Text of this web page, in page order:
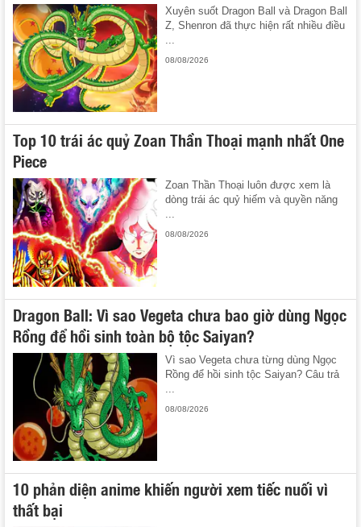
Xuyên suốt Dragon Ball và Dragon Ball
Z, Shenron đã thực hiện rất nhiều điều
...
08/08/2026
Top 10 trái ác quỷ Zoan Thần Thoại mạnh nhất One
Piece
Zoan Thần Thoại luôn được xem là
dòng trái ác quỷ hiếm và quyền năng
...
08/08/2026
Dragon Ball: Vì sao Vegeta chưa bao giờ dùng Ngọc
Rồng để hồi sinh toàn bộ tộc Saiyan?
Vì sao Vegeta chưa từng dùng Ngọc
Rồng để hồi sinh tộc Saiyan? Câu trả
08/08/2026
10 phản diện anime khiến người xem tiếc nuối vì
thất bại